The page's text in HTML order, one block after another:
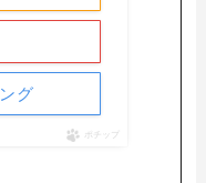
グ
ポチップ